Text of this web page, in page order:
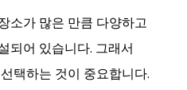
소가 많은 만큼 다양하고
되어 있습니다. 그래서
택하는 것이 중요합니다.